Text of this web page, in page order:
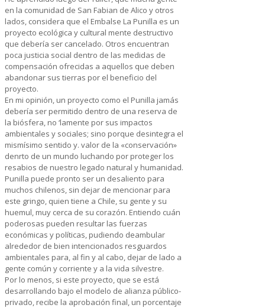
en la comunidad de San Fabian de Alico y otros
lados, considera que el Embalse La Punilla es un
proyecto ecológica y cultural mente destructivo
que debería ser cancelado. Otros encuentran
poca justicia social dentro de las medidas de
compensación ofrecidas a aquellos que deben
abandonar sus tierras por el beneficio del
proyecto.
En mi opinión, un proyecto como el Punilla jamás
debería ser permitido dentro de una reserva de
la biósfera, no ‘lamente por sus impactos
ambientales y sociales; sino porque desintegra el
mismísimo sentido y. valor de la «conservación»
denrto de un mundo luchando por proteger los
resabios de nuestro legado natural y humanidad.
Punilla puede pronto ser un desaliento para
muchos chilenos, sin dejar de mencionar para
este gringo, quien tiene a Chile, su gente y su
huemul, muy cerca de su corazón. Entiendo cuán
poderosas pueden resultar las fuerzas
económicas y políticas, pudiendo deambular
alrededor de bien intencionados resguardos
ambientales para, al fin y al cabo, dejar de lado a
gente común y corriente y a la vida silvestre.
Por lo menos, si este proyecto, que se está
desarrollando bajo el modelo de alianza público-
privado, recibe la aprobación final, un porcentaje